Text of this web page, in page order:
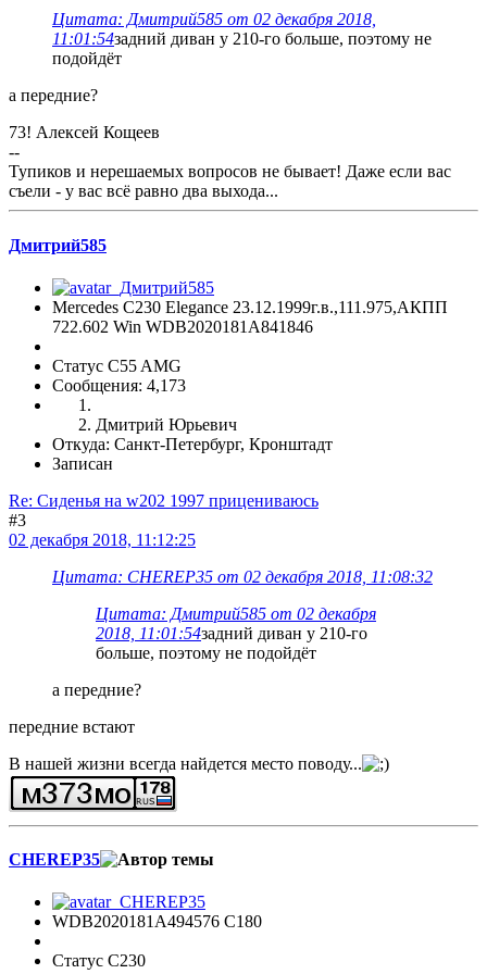
Цитата: Дмитрий585 от 02 декабря 2018,
11:01:54задний диван у 210-го больше, поэтому не
подойдёт
а передние?
73! Алексей Кощеев
--
Тупиков и нерешаемых вопросов не бывает! Даже если вас
съели - у вас всё равно два выхода...
Дмитрий585
Mercedes C230 Elegance 23.12.1999г.в.,111.975,АКПП
722.602 Win WDB2020181A841846
Статус C55 AMG
Сообщения: 4,173
Дмитрий Юрьевич
Откуда: Санкт-Петербург, Кронштадт
Записан
Re: Сиденья на w202 1997 прицениваюсь
#3
02 декабря 2018, 11:12:25
Цитата: CHEREP35 от 02 декабря 2018, 11:08:32
Цитата: Дмитрий585 от 02 декабря
2018, 11:01:54задний диван у 210-го
больше, поэтому не подойдёт
а передние?
передние встают
В нашей жизни всегда найдется место поводу...
CHEREP35
WDB2020181A494576 C180
Статус C230